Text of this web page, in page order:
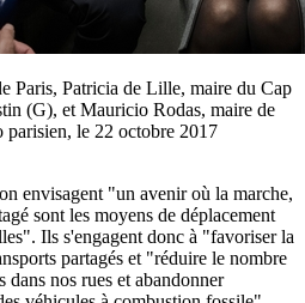
Paris, Patricia de Lille, maire du Cap
(G), et Mauricio Rodas, maire de
parisien, le 22 octobre 2017
envisagent "un avenir où la marche,
sont les moyens de déplacement
Ils s'engagent donc à "favoriser la
partagés et "réduire le nombre
nos rues et abandonner